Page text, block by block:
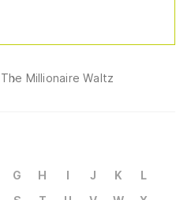
The Millionaire Waltz
G H I J K
L